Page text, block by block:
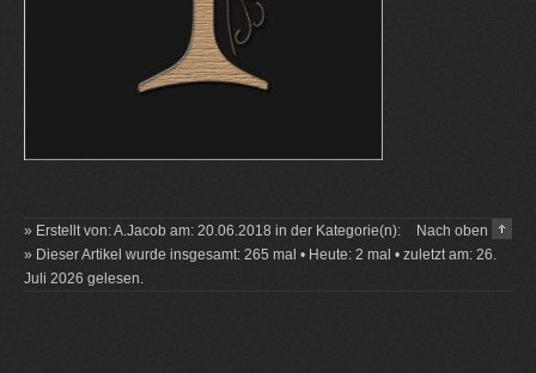
Nach oben
» Erstellt von: A.Jacob am: 20.06.2018 in der Kategorie(n):
» Dieser Artikel wurde insgesamt: 265 mal • Heute: 2 mal • zuletzt am: 26.
Juli 2026 gelesen.